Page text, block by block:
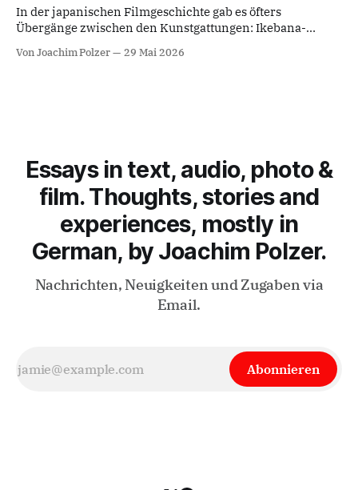
In der japanischen Filmgeschichte gab es öfters
Übergänge zwischen den Kunstgattungen: Ikebana-
Teezeremonie als sich in der Zeit entfaltende soziale
Von Joachim Polzer 29 Mai 2026
Essays in text, audio, photo &
film. Thoughts, stories and
experiences, mostly in
German, by Joachim Polzer.
Nachrichten, Neuigkeiten und Zugaben via
Email.
Abonnieren